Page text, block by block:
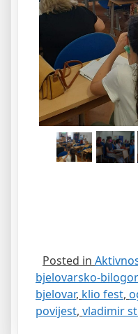
Posted in
bjelovarsko-
bjelovar, klio fest,
povijest, vladimir